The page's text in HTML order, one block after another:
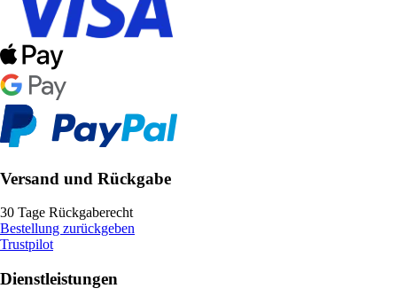
Versand und Rückgabe
30 Tage Rückgaberecht
Bestellung zurückgeben
Trustpilot
Dienstleistungen